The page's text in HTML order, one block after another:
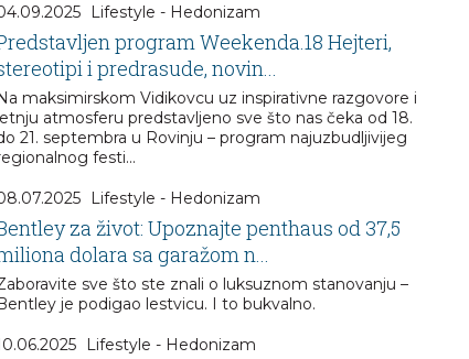
Lifestyle - Hedonizam
program Weekenda.18 Hejteri,
i predrasude, novin...
maksimirskom Vidikovcu uz inspirativne razgovore i
atmosferu predstavljeno sve što nas čeka od 18.
21. septembra u Rovinju – program najuzbudljivijeg
festi...
Lifestyle - Hedonizam
za život: Upoznajte penthaus od 37,5
dolara sa garažom n...
sve što ste znali o luksuznom stanovanju –
je podigao lestvicu. I to bukvalno.
Lifestyle - Hedonizam